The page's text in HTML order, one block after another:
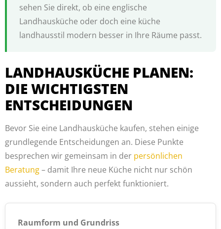
sehen Sie direkt, ob eine englische
Landhausküche oder doch eine küche
landhausstil modern besser in Ihre Räume passt.
LANDHAUSKÜCHE PLANEN:
DIE WICHTIGSTEN
ENTSCHEIDUNGEN
Bevor Sie eine Landhausküche kaufen, stehen einige
grundlegende Entscheidungen an. Diese Punkte
besprechen wir gemeinsam in der persönlichen
Beratung– damit Ihre neue Küche nicht nur schön
aussieht, sondern auch perfekt funktioniert.
Raumform und Grundriss